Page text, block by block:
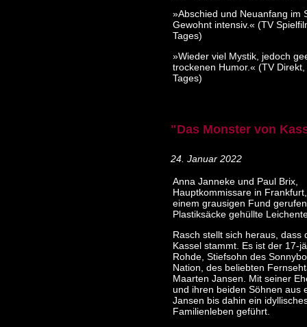
»Abschied und Neuanfang im
Gewohnt intensiv.« (TV
Tages)
»Wieder viel Mystik, jedoch
trockenen Humor.« (TV
Tages)
"Das Monster von
24. Januar 2022
Anna Janneke und Paul Brix,
Hauptkommissare in
einem grausigen Fund
Plastiksäcke gehüllte
Rasch stellt sich heraus, dass
Kassel stammt. Es ist der 17-
Rohde, Stiefsohn des
Nation, des beliebten
Maarten Jansen. Mit seiner
und ihren beiden Söhnen aus
Jansen bis dahin ein
Familienleben geführt.